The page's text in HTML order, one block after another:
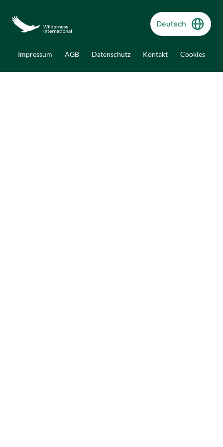
Secret Forest in Peru
S12°49'21.961
Impressum AGB Datenschutz Kontakt Cookies
Deutsch